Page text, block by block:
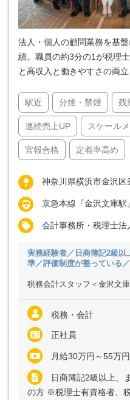
法人・個人の顧問業務を基
績。職員の約3分の1が税理
と高収入と働きやすさの両立
駅近 分煙・禁煙 残
連続売上UP スケール
官報合格 定着率高め
神奈川県横浜市金沢
京急本線『金沢文庫駅』
会計事務所・税理士法
実務経験者／日商簿記2級
準／評価制度が整っている
税務会計スタッフ＜金沢文
税務・会計
正社員
月給30万円～55万円 ※経験・能力
日商簿記2級以上、
の方 ※税理士有資格者、